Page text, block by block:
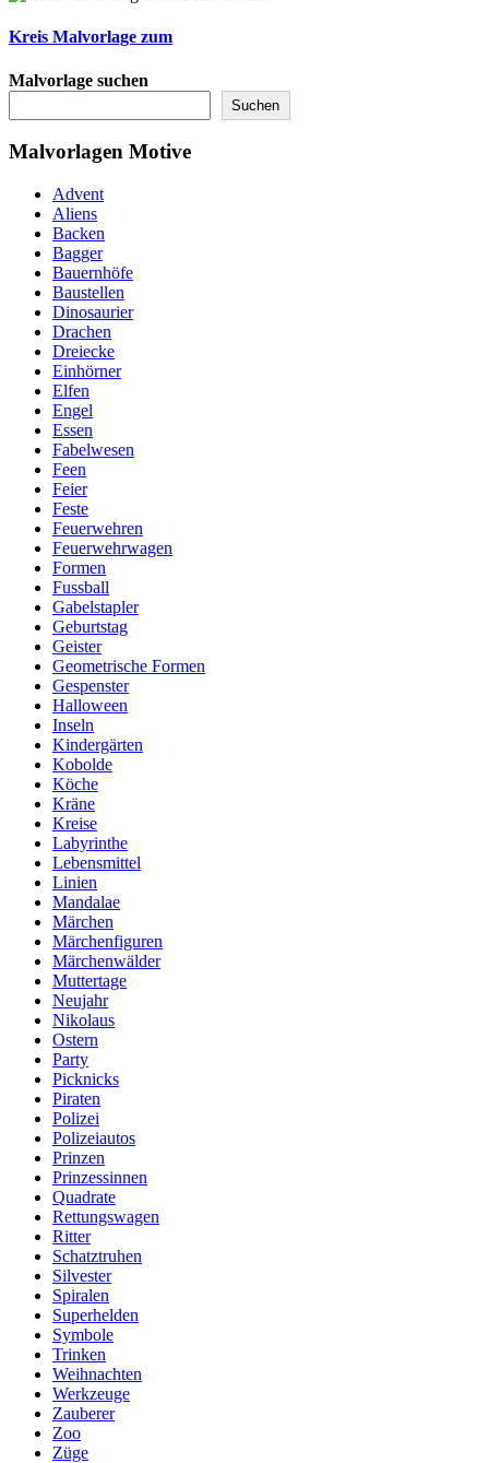
Kreis Malvorlage zum
Malvorlage suchen
Suchen
Malvorlagen Motive
Advent
Aliens
Backen
Bagger
Bauernhöfe
Baustellen
Dinosaurier
Drachen
Dreiecke
Einhörner
Elfen
Engel
Essen
Fabelwesen
Feen
Feier
Feste
Feuerwehren
Feuerwehrwagen
Formen
Fussball
Gabelstapler
Geburtstag
Geister
Geometrische Formen
Gespenster
Halloween
Inseln
Kindergärten
Kobolde
Köche
Kräne
Kreise
Labyrinthe
Lebensmittel
Linien
Mandalae
Märchen
Märchenfiguren
Märchenwälder
Muttertage
Neujahr
Nikolaus
Ostern
Party
Picknicks
Piraten
Polizei
Polizeiautos
Prinzen
Prinzessinnen
Quadrate
Rettungswagen
Ritter
Schatztruhen
Silvester
Spiralen
Superhelden
Symbole
Trinken
Weihnachten
Werkzeuge
Zauberer
Zoo
Züge